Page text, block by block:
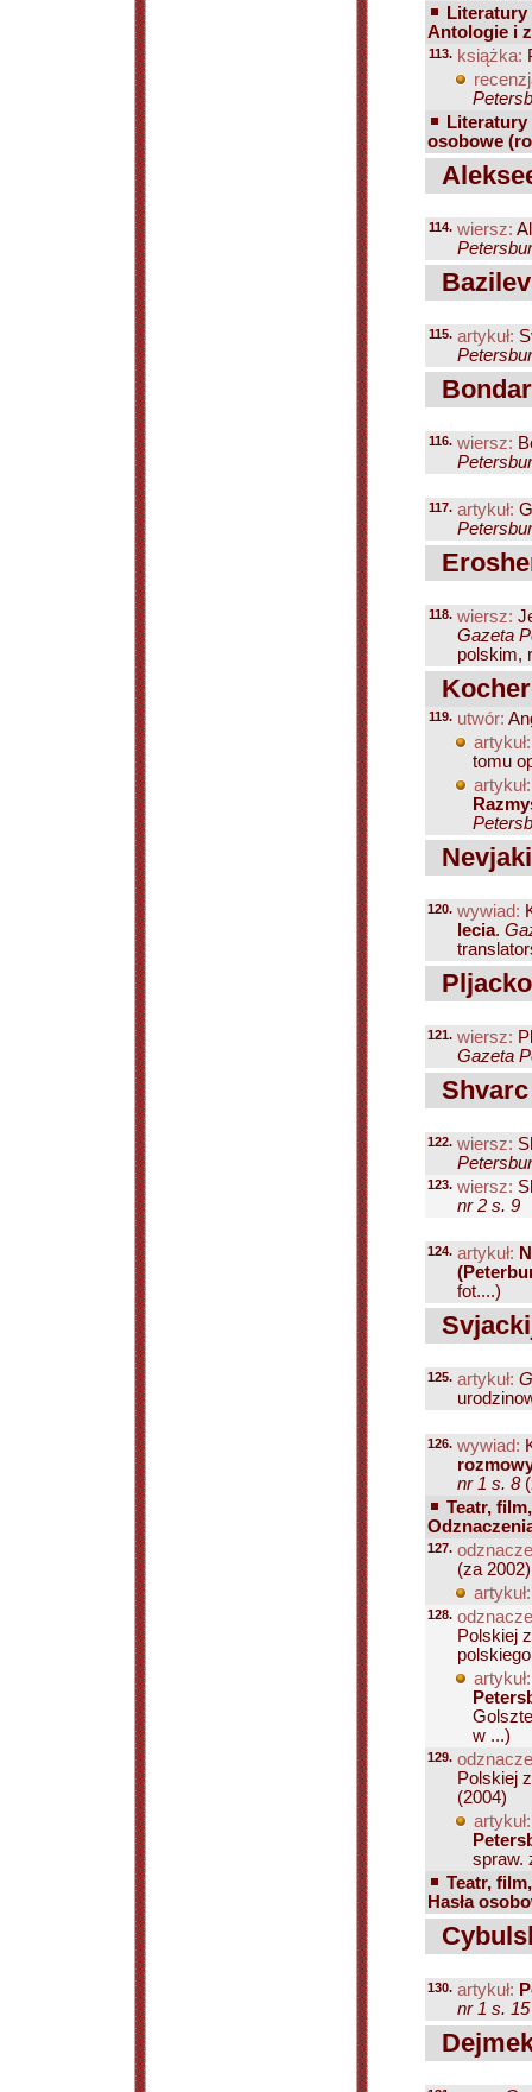
Literatury
Antologie i
113. książka:
Literatury
osobowe
114. wiersz:
115. artykuł:
116. wiersz:
117. artykuł:
118. wiersz:
Gazeta
polskim,
119. utwór:
artykuł:
tomu
artykuł:
120. wywiad:
lecia.
121. wiersz:
Gazeta
122. wiersz:
123. wiersz:
nr 2 s. 9
124. artykuł:
fot....)
125. artykuł:
126. wywiad:
nr 1 s. 8
Teatr,
127.
(za 2002)
artykuł:
128.
Polskiej
artykuł:
w ...)
129.
Polskiej
(2004)
artykuł:
spraw.
Teatr,
Hasła
130. artykuł:
nr 1 s. 15